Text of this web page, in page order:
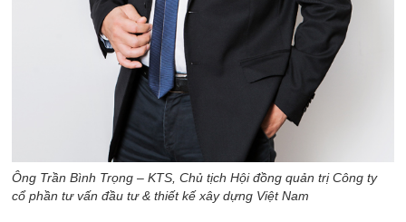
Ông Trần Bình Trọng – KTS, Chủ tịch Hội đồng quản trị Công ty
cổ phần tư vấn đầu tư & thiết kế xây dựng Việt Nam